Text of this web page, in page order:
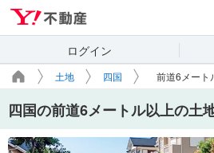
ログイン
土地 四国 前道6メート
四国の前道6メートル以上の土